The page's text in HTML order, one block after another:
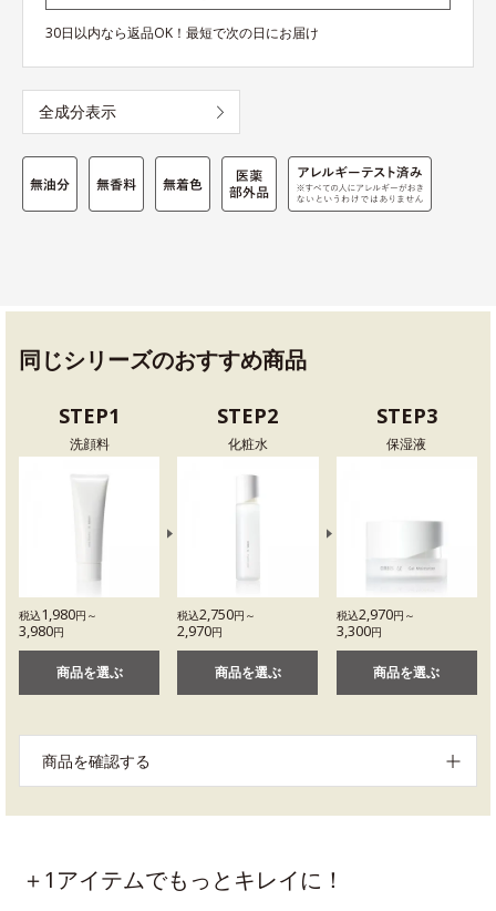
30日以内なら返品OK！最短で次の日にお届け
全成分表示
同じシリーズのおすすめ商品
STEP1
洗顔料
税込1,980円～
3,980円
商品を選ぶ
STEP2
化粧水
税込2,750円～
2,970円
商品を選ぶ
STEP3
保湿液
税込2,970円～
3,300円
商品を選ぶ
商品を確認する
＋1アイテムでもっとキレイに！